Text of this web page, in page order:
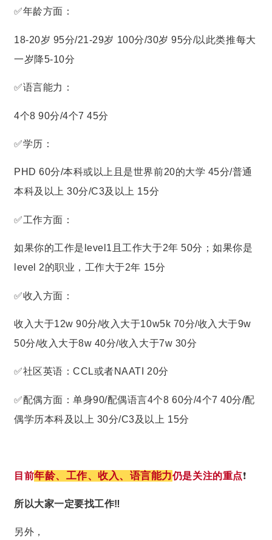
✅年龄方面：
18-20岁 95分/21-29岁 100分/30岁 95分/以此类推每大
一岁降5-10分
✅语言能力：
4个8 90分/4个7 45分
✅学历：
PHD 60分/本科或以上且是世界前20的大学 45分/普通
本科及以上 30分/C3及以上 15分
✅工作方面：
如果你的工作是level1且工作大于2年 50分；如果你是
level 2的职业，工作大于2年 15分
✅收入方面：
收入大于12w 90分/收入大于10w5k 70分/收入大于9w
50分/收入大于8w 40分/收入大于7w 30分
✅社区英语：CCL或者NAATI 20分
✅配偶方面：单身90/配偶语言4个8 60分/4个7 40分/配
偶学历本科及以上 30分/C3及以上 15分
目前年龄、工作、收入、语言能力仍是关注的重点❗️
所以大家一定要找工作‼️
另外，